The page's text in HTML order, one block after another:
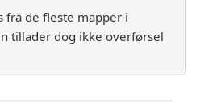
fra de fleste mapper i
tillader dog ikke overførsel